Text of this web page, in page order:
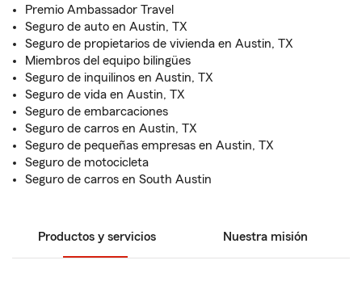
Premio Ambassador Travel
Seguro de auto en Austin, TX
Seguro de propietarios de vivienda en Austin, TX
Miembros del equipo bilingües
Seguro de inquilinos en Austin, TX
Seguro de vida en Austin, TX
Seguro de embarcaciones
Seguro de carros en Austin, TX
Seguro de pequeñas empresas en Austin, TX
Seguro de motocicleta
Seguro de carros en South Austin
Productos y servicios Nuestra misión